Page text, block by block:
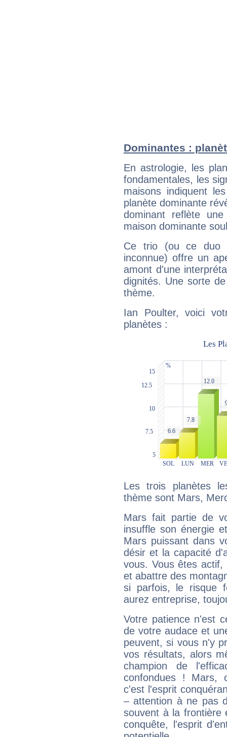
Dominantes :
En astrologie, les
fondamentales, les
maisons indiquent
planète dominante
dominant reflète
maison dominante
Ce trio (ou ce duo
inconnue) offre un
amont d'une
dignités. Une sorte
thème.
Ian Poulter, voici
planètes :
Les trois planètes
thème sont Mars,
Mars fait partie de
insuffle son énergie
Mars puissant dans
désir et la capacité
vous. Vous êtes
et abattre des
si parfois, le risque
aurez entreprise,
Votre patience n'est
de votre audace et
peuvent, si vous n'y
vos résultats, alors
champion de
confondues ! Mars,
c'est l'esprit
– attention à ne pas
souvent à la frontière
conquête, l'esprit